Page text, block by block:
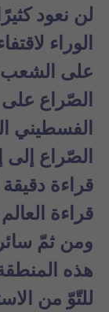
لن نعود
الوراء
على الشعب
الصّراع
الفسطيني
الصّراع إلى
قراءة
قراءة
ومن ثمّ
هذه
للتّوّ من